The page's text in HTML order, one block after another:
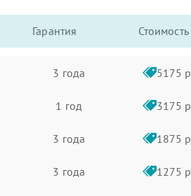
Гарантия Стоимость
3 года 5175 р
1 год 3175 р
3 года 1875 р
3 года 1275 р